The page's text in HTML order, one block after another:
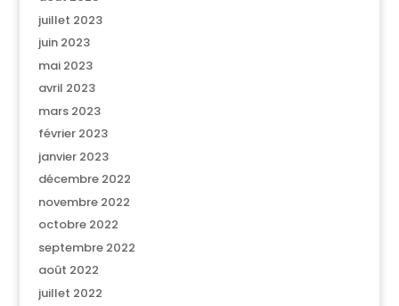
juillet 2023
juin 2023
mai 2023
avril 2023
mars 2023
février 2023
janvier 2023
décembre 2022
novembre 2022
octobre 2022
septembre 2022
août 2022
juillet 2022